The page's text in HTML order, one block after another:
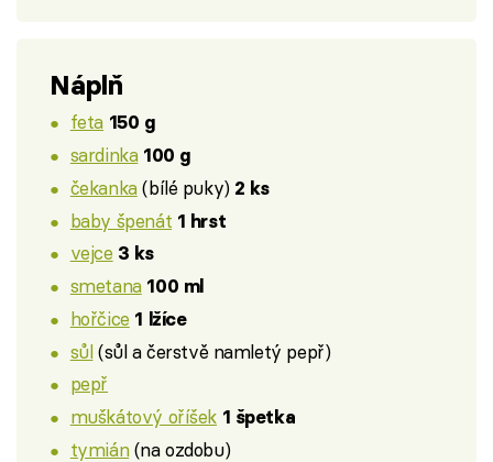
Náplň
feta 150 g
sardinka 100 g
čekanka(bílé puky) 2 ks
baby špenát 1 hrst
vejce 3 ks
smetana 100 ml
hořčice 1 lžíce
sůl(sůl a čerstvě namletý pepř)
pepř
muškátový oříšek 1 špetka
tymián(na ozdobu)